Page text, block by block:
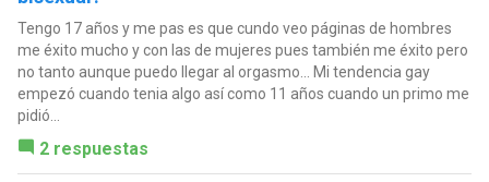
Tengo 17 años y me pas es que cundo veo páginas de hombres
me éxito mucho y con las de mujeres pues también me éxito pero
no tanto aunque puedo llegar al orgasmo... Mi tendencia gay
empezó cuando tenia algo así como 11 años cuando un primo me
pidió...
2 respuestas